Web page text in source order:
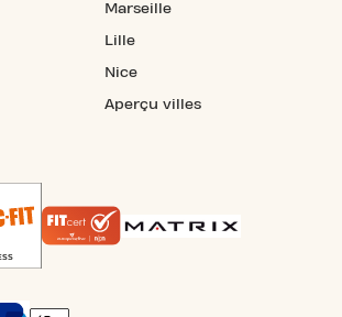
Marseille
Lille
Nice
Aperçu villes